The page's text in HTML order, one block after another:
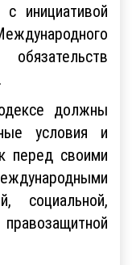
инициативой
должны
условия и
перед своими
социальной,
правозащитной